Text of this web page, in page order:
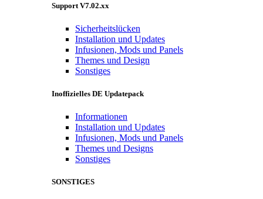
Support V7.02.xx
Sicherheitslücken
Installation und Updates
Infusionen, Mods und Panels
Themes und Design
Sonstiges
Inoffizielles DE Updatepack
Informationen
Installation und Updates
Infusionen, Mods und Panels
Themes und Designs
Sonstiges
SONSTIGES